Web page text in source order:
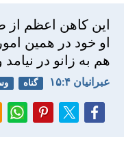
اين كاهن اعظم از
او خود در همين
هم به زانو در نيامد
عبرانيان ۴:‏۱۵ گناه